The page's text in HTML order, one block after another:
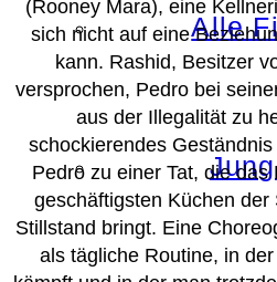
Alle
(Rooney Mara), eine
sich nicht auf eine
kann. Rashid, Besitzer
versprochen, Pedro bei
aus der Illegalität zu
schockierendes
Pedro zu einer Tat, die
geschäftigsten Küchen der
Stillstand bringt. Eine
als tägliche Routine, in